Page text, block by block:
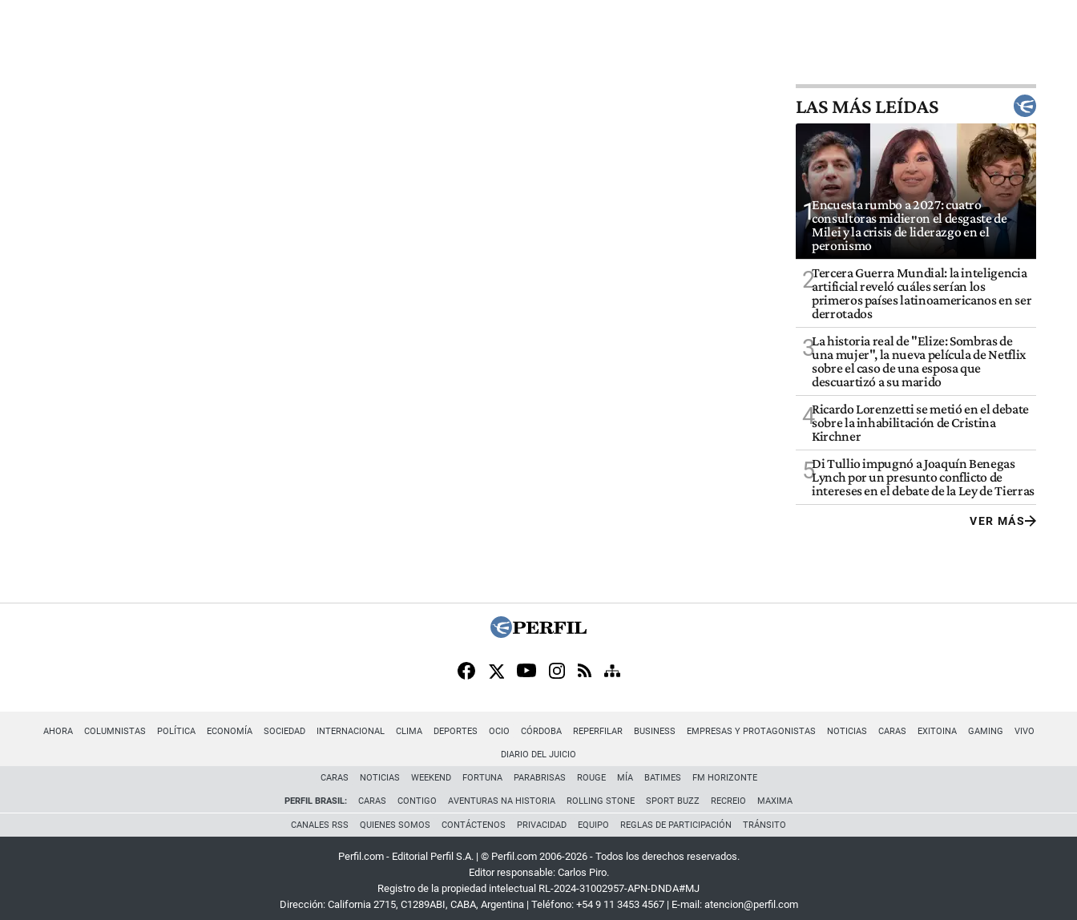
LAS MÁS LEÍDAS
1Encuesta rumbo a 2027: cuatro
consultoras midieron el desgaste de
Milei y la crisis de liderazgo en el
peronismo
2Tercera Guerra Mundial: la inteligencia
artificial reveló cuáles serían los
primeros países latinoamericanos en ser
derrotados
3La historia real de "Elize: Sombras de
una mujer", la nueva película de Netflix
sobre el caso de una esposa que
descuartizó a su marido
4Ricardo Lorenzetti se metió en el debate
sobre la inhabilitación de Cristina
Kirchner
5Di Tullio impugnó a Joaquín Benegas
Lynch por un presunto conflicto de
intereses en el debate de la Ley de Tierras
VER MÁS
AHORA COLUMNISTAS POLÍTICA ECONOMÍA SOCIEDAD INTERNACIONAL CLIMA DEPORTES OCIO CÓRDOBA REPERFILAR BUSINESS EMPRESAS Y PROTAGONISTAS NOTICIAS CARAS EXITOINA GAMING VIVO
DIARIO DEL JUICIO
CARAS NOTICIAS WEEKEND FORTUNA PARABRISAS ROUGE MÍA BATIMES FM HORIZONTE
PERFIL BRASIL: CARAS CONTIGO AVENTURAS NA HISTORIA ROLLING STONE SPORT BUZZ RECREIO MAXIMA
CANALES RSS QUIENES SOMOS CONTÁCTENOS PRIVACIDAD EQUIPO REGLAS DE PARTICIPACIÓN TRÁNSITO
Perfil.com - Editorial Perfil S.A. | © Perfil.com 2006-2026 - Todos los derechos reservados.
Editor responsable: Carlos Piro.
Registro de la propiedad intelectual RL-2024-31002957-APN-DNDA#MJ
Dirección: California 2715, C1289ABI, CABA, Argentina| Teléfono: +54 9 11 3453 4567| E-mail: atencion@perfil.com